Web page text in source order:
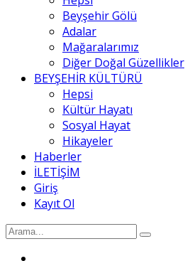
Beyşehir Gölü
Adalar
Mağaralarımız
Diğer Doğal Güzellikler
BEYŞEHİR KÜLTÜRÜ
Hepsi
Kültür Hayatı
Sosyal Hayat
Hikayeler
Haberler
İLETİŞİM
Giriş
Kayıt Ol